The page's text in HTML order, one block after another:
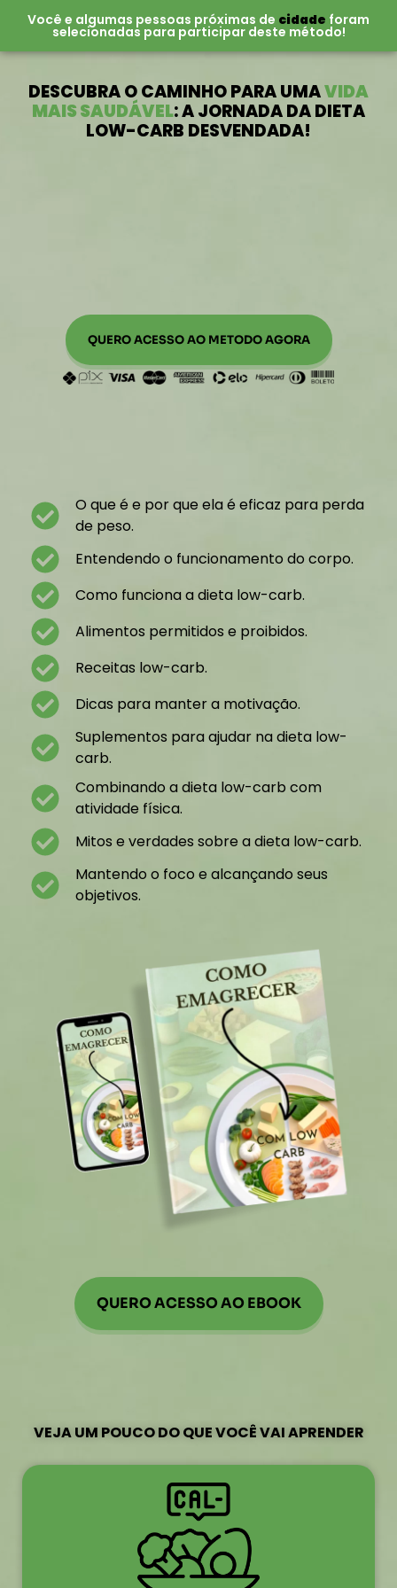
Você e algumas pessoas próximas de cidade foram
selecionadas para participar deste método!
DESCUBRA O CAMINHO PARA UMAVIDA
MAIS SAUDÁVEL: A JORNADA DA DIETA
LOW-CARB DESVENDADA!
QUERO ACESSO AO METODO AGORA
O que é e por que ela é eficaz para perda
de peso.
Entendendo o funcionamento do corpo.
Como funciona a dieta low-carb.
Alimentos permitidos e proibidos.
Receitas low-carb.
Dicas para manter a motivação.
Suplementos para ajudar na dieta low-
carb.
Combinando a dieta low-carb com
atividade física.
Mitos e verdades sobre a dieta low-carb.
Mantendo o foco e alcançando seus
objetivos.
QUERO ACESSO AO EBOOK
VEJA UM POUCO DO QUE VOCÊ VAI APRENDER